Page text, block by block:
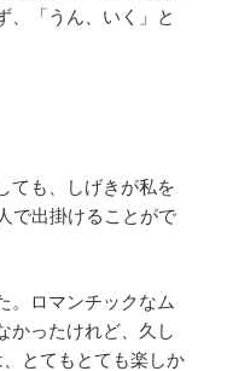
、「うん、いく」と
ても、しげきが私を
で出掛けることがで
。ロマンチックなム
かったけれど、久し
とてもとても楽しか